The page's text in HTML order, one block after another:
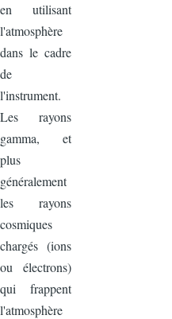
en utilisant
l'atmosphère
dans le cadre
de
l'instrument.
Les rayons
gamma, et
plus
généralement
les rayons
cosmiques
chargés (ions
ou électrons)
qui frappent
l'atmosphère